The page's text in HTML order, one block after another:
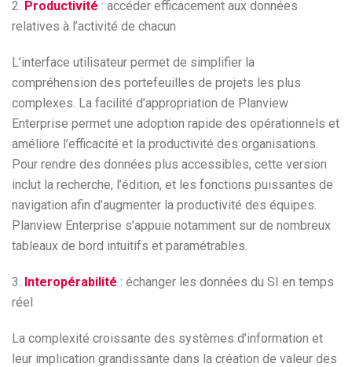
2. Productivité : accéder efficacement aux données
relatives à l’activité de chacun
L’interface utilisateur permet de simplifier la
compréhension des portefeuilles de projets les plus
complexes. La facilité d’appropriation de Planview
Enterprise permet une adoption rapide des opérationnels et
améliore l’efficacité et la productivité des organisations.
Pour rendre des données plus accessibles, cette version
inclut la recherche, l’édition, et les fonctions puissantes de
navigation afin d’augmenter la productivité des équipes.
Planview Enterprise s’appuie notamment sur de nombreux
tableaux de bord intuitifs et paramétrables.
3. Interopérabilité : échanger les données du SI en temps
réel
La complexité croissante des systèmes d’information et
leur implication grandissante dans la création de valeur des